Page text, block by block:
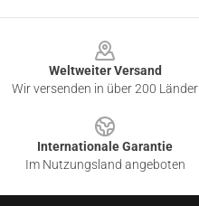
Weltweiter Versand
Wir versenden in über 200 Länder
Internationale Garantie
Im Nutzungsland angeboten